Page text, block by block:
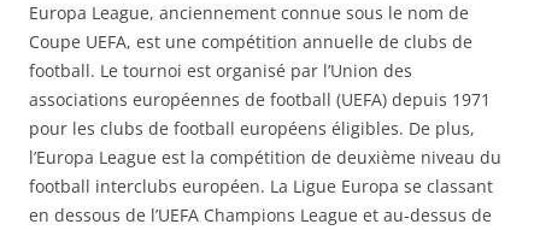
Europa League, anciennement connue sous le nom de
Coupe UEFA, est une compétition annuelle de clubs de
football. Le tournoi est organisé par l’Union des
associations européennes de football (UEFA) depuis 1971
pour les clubs de football européens éligibles. De plus,
l’Europa League est la compétition de deuxième niveau du
football interclubs européen. La Ligue Europa se classant
en dessous de l’UEFA Champions League et au-dessus de